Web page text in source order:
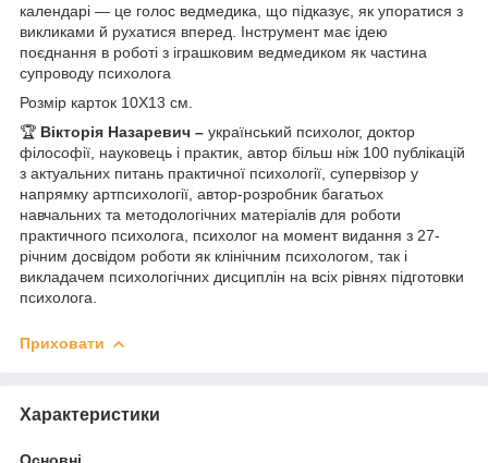
календарі — це голос ведмедика, що підказує, як упоратися з
викликами й рухатися вперед. Інструмент має ідею
поєднання в роботі з іграшковим ведмедиком як частина
супроводу психолога
Розмір карток 10Х13 см.
🏆 Вікторія Назаревич – український психолог, доктор
філософії, науковець і практик, автор більш ніж 100 публікацій
з актуальних питань практичної психології, супервізор у
напрямку артпсихології, автор-розробник багатьох
навчальних та методологічних матеріалів для роботи
практичного психолога, психолог на момент видання з 27-
річним досвідом роботи як клінічним психологом, так і
викладачем психологічних дисциплін на всіх рівнях підготовки
психолога.
Приховати
Характеристики
Основні